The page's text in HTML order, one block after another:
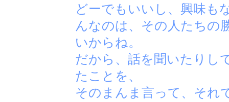
どーでもいいし、興味も
んなのは、その人たちの
いからね。
だから、話を聞いたりし
たことを、
そのまんま言って、それ